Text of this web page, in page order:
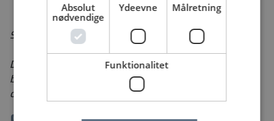
Stillingen er som udgangspunkt en fuldtidsstilling.
Da Region Midtjylland løbende gennemfører
besparelser og omorganiseringer, vil medarbejdere i
omplacering, der søger stillingen, have fortrinsret.
Absolut
nødvendige
Ydeevne Målretning
Funktionalitet